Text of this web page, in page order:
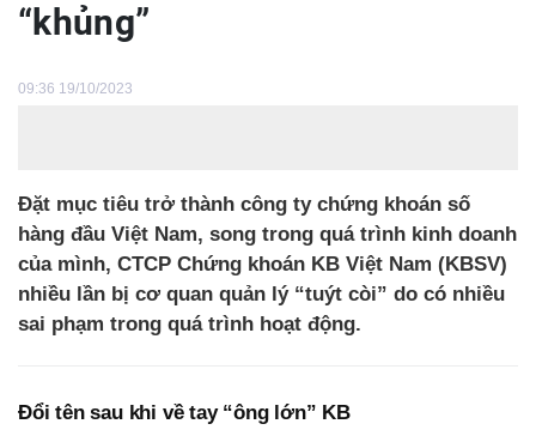
“khủng”
09:36 19/10/2023
Đặt mục tiêu trở thành công ty chứng khoán số
hàng đầu Việt Nam, song trong quá trình kinh doanh
của mình, CTCP Chứng khoán KB Việt Nam (KBSV)
nhiều lần bị cơ quan quản lý “tuýt còi” do có nhiều
sai phạm trong quá trình hoạt động.
Đổi tên sau khi về tay “ông lớn” KB